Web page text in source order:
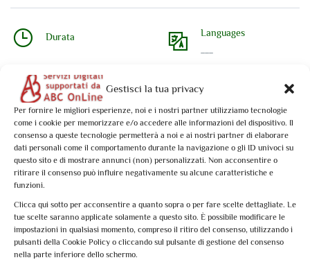
Gestisci la tua privacy
Per fornire le migliori esperienze, noi e i nostri partner utilizziamo tecnologie
come i cookie per memorizzare e/o accedere alle informazioni del dispositivo. Il
consenso a queste tecnologie permetterà a noi e ai nostri partner di elaborare
dati personali come il comportamento durante la navigazione o gli ID univoci su
questo sito e di mostrare annunci (non) personalizzati. Non acconsentire o
ritirare il consenso può influire negativamente su alcune caratteristiche e
funzioni.
Clicca qui sotto per acconsentire a quanto sopra o per fare scelte dettagliate. Le
tue scelte saranno applicate solamente a questo sito. È possibile modificare le
impostazioni in qualsiasi momento, compreso il ritiro del consenso, utilizzando i
pulsanti della Cookie Policy o cliccando sul pulsante di gestione del consenso
nella parte inferiore dello schermo.
Durata
Languages
Overview
Itinerari e paesaggi dell’Acqua è un percorso
di visita guidata che ci permette di comprendere
l’importanza dell’ acqua sin dalle complesse opere
risorsa e, attraverso i secoli, fino ai nostri giorni.
L’itinerario comprende cisterne, gorghe, fontane e
monumenti legati all’acqua che abbelliscono la città; un